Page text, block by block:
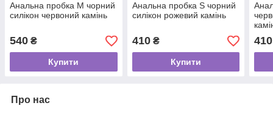
Анальна пробка М чорний
силікон червоний камінь
540 ₴
Купити
Анальна пробка S чорний
силікон рожевий камінь
410₴
Купити
410
Про нас